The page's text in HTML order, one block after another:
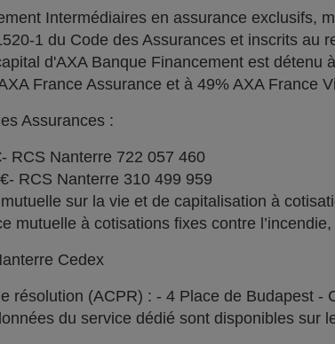
Intermédiaires en assurance exclusifs,
1 du Code des Assurances et inscrits au
d'AXA Banque Financement est détenu
France Assurance et à 49% AXA France
Assurances :
RCS Nanterre 722 057 460
RCS Nanterre 310 499 959
sur la vie et de capitalisation à
mutuelle à cotisations fixes contre
Cedex
résolution (ACPR) : - 4 Place de Budapest
du service dédié sont disponibles sur